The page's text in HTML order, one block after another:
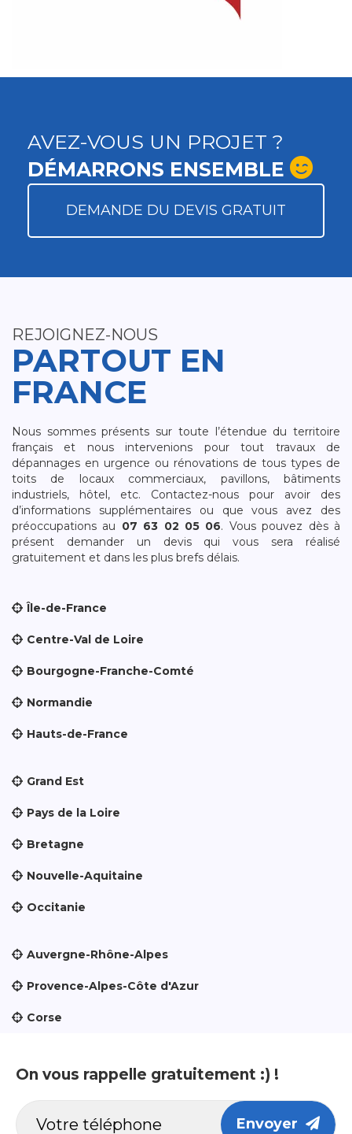
AVEZ-VOUS UN PROJET ?
DÉMARRONS ENSEMBLE
DEMANDE DU DEVIS GRATUIT
REJOIGNEZ-NOUS
PARTOUT EN
FRANCE
Nous sommes présents sur toute l’étendue du territoire
français et nous intervenions pour tout travaux de
dépannages en urgence ou rénovations de tous types de
toits de locaux commerciaux, pavillons, bâtiments
industriels, hôtel, etc. Contactez-nous pour avoir des
d’informations supplémentaires ou que vous avez des
préoccupations au 07 63 02 05 06. Vous pouvez dès à
présent demander un devis qui vous sera réalisé
gratuitement et dans les plus brefs délais.
Île-de-France
Centre-Val de Loire
Bourgogne-Franche-Comté
Normandie
Hauts-de-France
Grand Est
Pays de la Loire
Bretagne
Nouvelle-Aquitaine
Occitanie
Auvergne-Rhône-Alpes
Provence-Alpes-Côte d'Azur
Corse
On vous rappelle gratuitement :) !
Envoyer